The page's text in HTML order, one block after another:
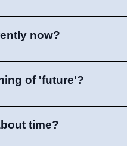
now?
of 'future'?
time?